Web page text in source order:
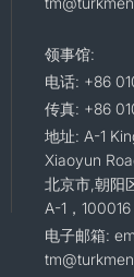
领事馆:
电话: +86
传真: +86
地址: A-1
Xiaoyun
北京市,朝阳
A-1，100016
电子邮箱: